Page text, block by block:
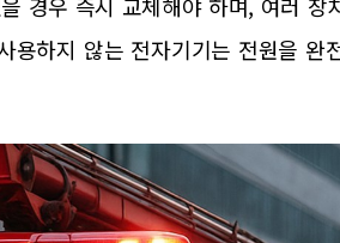
용하지 않는 전자기기는 전원을 완